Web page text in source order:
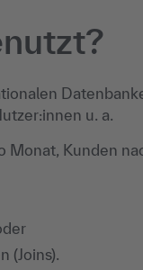
u. a.
Monat, Kunden
(Joins).